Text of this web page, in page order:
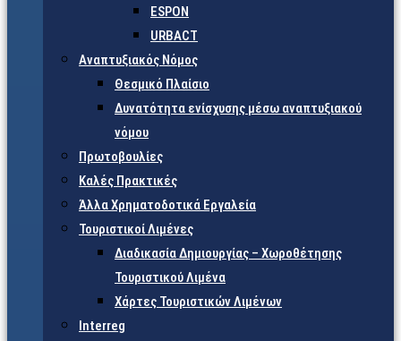
ESPON
URBACT
Αναπτυξιακός Νόμος
Θεσμικό Πλαίσιο
Δυνατότητα ενίσχυσης μέσω αναπτυξιακού
νόμου
Πρωτοβουλίες
Καλές Πρακτικές
Άλλα Χρηματοδοτικά Εργαλεία
Τουριστικοί Λιμένες
Διαδικασία Δημιουργίας – Χωροθέτησης
Τουριστικού Λιμένα
Χάρτες Τουριστικών Λιμένων
Interreg